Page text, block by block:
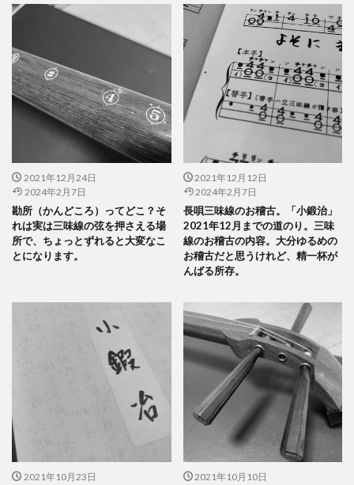
2021年12月24日
2024年2月7日
勘所（かんどころ）ってどこ？そ
れは実は三味線の弦を押さえる場
所で、ちょっとずれると大変なこ
とになります。
2021年12月12日
2024年2月7日
長唄三味線のお稽古。「小鍛治」
2021年12月までの道のり。三味
線のお稽古の内容。大分ゆるめの
お稽古だと思うけれど、精一杯が
んばる所存。
2021年10月23日
2021年10月10日